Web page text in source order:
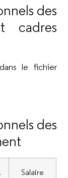
des
cadres
le fichier
des
Salaire